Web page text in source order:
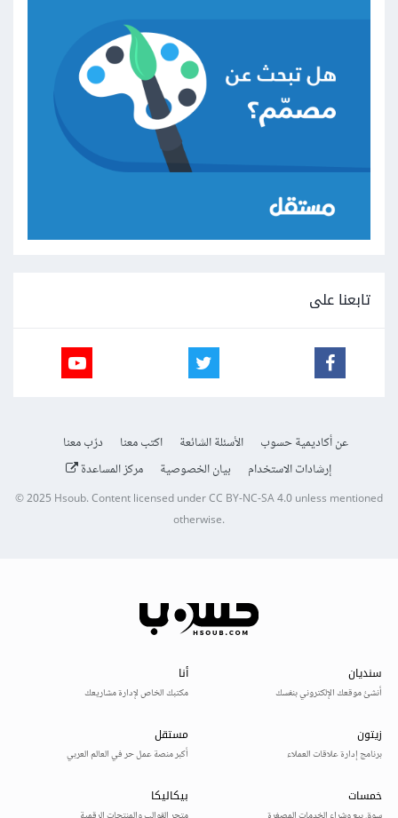
تابعنا على
عن أكاديمية حسوب الأسئلة الشائعة اكتب معنا
درّب معنا
إرشادات الاستخدام
بيان الخصوصية مركز المساعدة
© 2025Hsoub.Content licensed underCC BY-NC-SA 4.0unless mentioned
otherwise.